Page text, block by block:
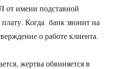
от имени подставной
Когда банк звонит на
о работе клиента.
жертва обвиняется в